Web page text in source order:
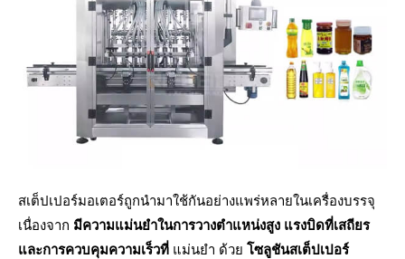
สเต็ปเปอร์มอเตอร์ถูกนำมาใช้กันอย่างแพร่หลายในเครื่องบรรจุ
เนื่องจาก มีความแม่นยำในการวางตำแหน่งสูง แรงบิดที่เสถียร
และการควบคุมความเร็วที่ แม่นยำ ด้วย โซลูชันสเต็ปเปอร์